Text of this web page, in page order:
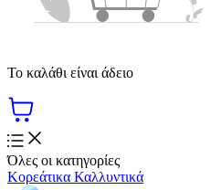
Το καλάθι είναι άδειο
Όλες οι κατηγορίες
Κορεάτικα Καλλυντικά